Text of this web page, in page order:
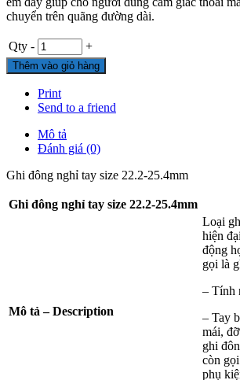
chuyển trên quãng đường dài.
Qty - +
Thêm vào giỏ hàng
Print
Send to a friend
Mô tả
Đánh giá (0)
Ghi đông nghỉ tay size 22.2-25.4mm
Ghi đông nghỉ tay size 22.2-25.4mm
Mô tả – Description
Loại
hiện
động
gọi là
– Tính
– Tay
mái,
ghi
còn
phụ